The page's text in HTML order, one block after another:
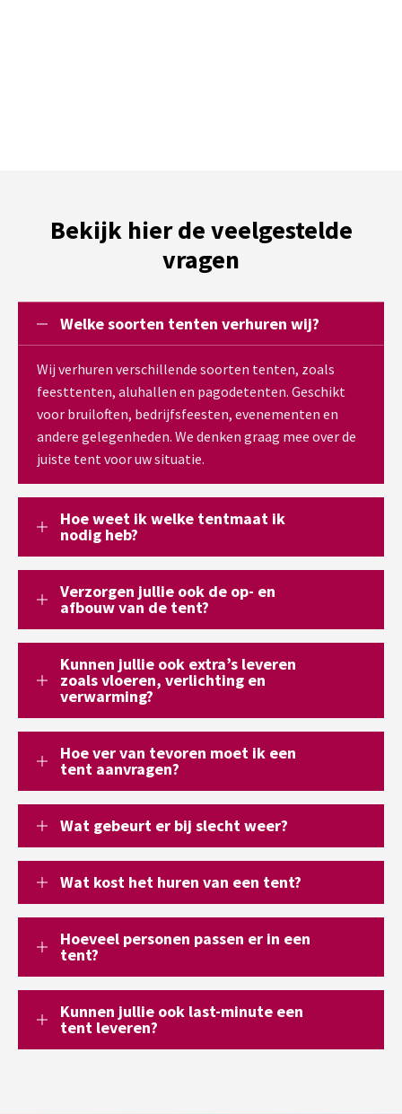
Bekijk hier de veelgestelde
vragen
Welke soorten tenten verhuren wij?
Wij verhuren verschillende soorten tenten, zoals
feesttenten, aluhallen en pagodetenten. Geschikt
voor bruiloften, bedrijfsfeesten, evenementen en
andere gelegenheden. We denken graag mee over de
juiste tent voor uw situatie.
Hoe weet ik welke tentmaat ik
nodig heb?
Verzorgen jullie ook de op- en
afbouw van de tent?
Kunnen jullie ook extra’s leveren
zoals vloeren, verlichting en
verwarming?
Hoe ver van tevoren moet ik een
tent aanvragen?
Wat gebeurt er bij slecht weer?
Wat kost het huren van een tent?
Hoeveel personen passen er in een
tent?
Kunnen jullie ook last-minute een
tent leveren?